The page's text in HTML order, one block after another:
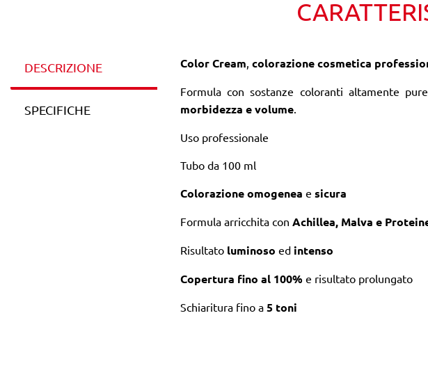
DESCRIZIONE
SPECIFICHE
Color Cream, colorazione cosmetica
Formula con sostanze coloranti altamente
morbidezza e volume.
Uso professionale
Tubo da 100 ml
Colorazione omogenea e sicura
Formula arricchita con Achillea, Malva e
Risultato luminoso edintenso
Copertura fino al 100% e risultato prolungato
Schiaritura fino a 5 toni